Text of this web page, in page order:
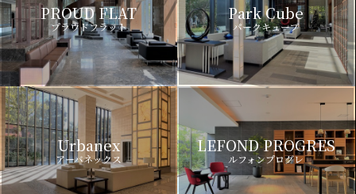
PROUD FLAT
プラウドフラット
Park Cube
パークキューブ
Urbanex
アーバネックス
LEFOND PROGRES
ルフォンプログレ